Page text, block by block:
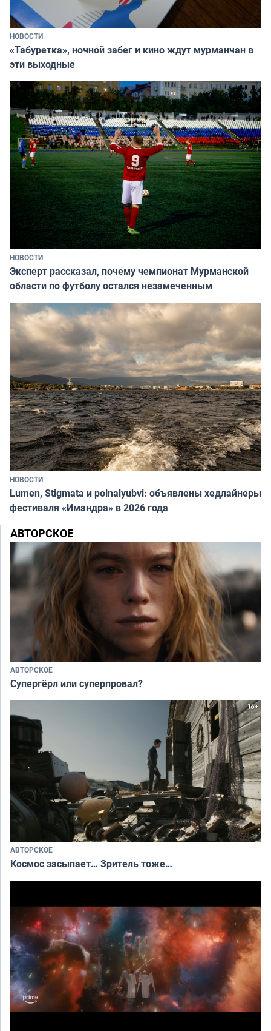
НОВОСТИ
«Табуретка», ночной забег и кино ждут мурманчан в
эти выходные
НОВОСТИ
Эксперт рассказал, почему чемпионат Мурманской
области по футболу остался незамеченным
НОВОСТИ
Lumen, Stigmata и polnalyubvi: объявлены хедлайнеры
фестиваля «Имандра» в 2026 года
АВТОРСКОЕ
АВТОРСКОЕ
Супергёрл или суперпровал?
АВТОРСКОЕ
Космос засыпает… Зритель тоже…